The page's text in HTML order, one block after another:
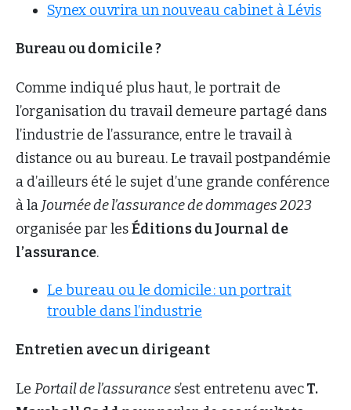
Synex ouvrira un nouveau cabinet à Lévis
Bureau ou domicile ?
Comme indiqué plus haut, le portrait de
l’organisation du travail demeure partagé dans
l’industrie de l’assurance, entre le travail à
distance ou au bureau. Le travail postpandémie
a d’ailleurs été le sujet d’une grande conférence
à la Journée de l’assurance de dommages 2023
organisée par lesÉditions du Journal de
l’assurance.
Le bureau ou le domicile : un portrait
trouble dans l’industrie
Entretien avec un dirigeant
Le Portail de l’assurance s’est entretenu avecT.